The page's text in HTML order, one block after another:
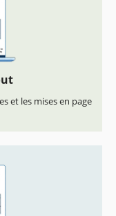
et les mises en page